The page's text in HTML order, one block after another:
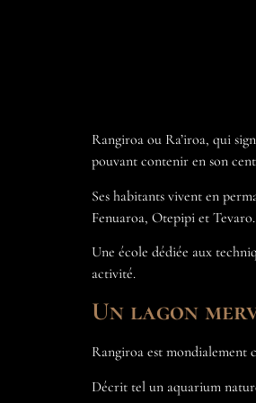
Rangiroa ou Ra’iroa, qui
pouvant contenir en son
Ses habitants vivent en
Fenuaroa, Otepipi et
Une école dédiée aux
activité.
Un lagon
Rangiroa est mondialement
Décrit tel un aquarium